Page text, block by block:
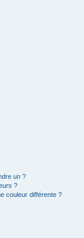
un ?
?
couleur différente ?